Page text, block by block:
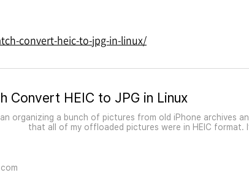
convert-heic-to-jpg-in-linux/
Convert HEIC to JPG in Linux
organizing a bunch of pictures from old iPhone archives
that all of my offloaded pictures were in HEIC format.